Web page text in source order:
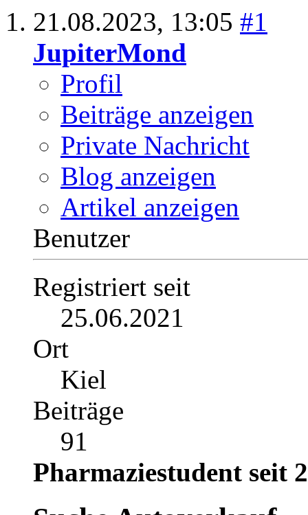
Druckbare Version
21.08.2023,13:05 #1
JupiterMond
Profil
Beiträge anzeigen
Private Nachricht
Blog anzeigen
Artikel anzeigen
Benutzer
Registriert seit
25.06.2021
Ort